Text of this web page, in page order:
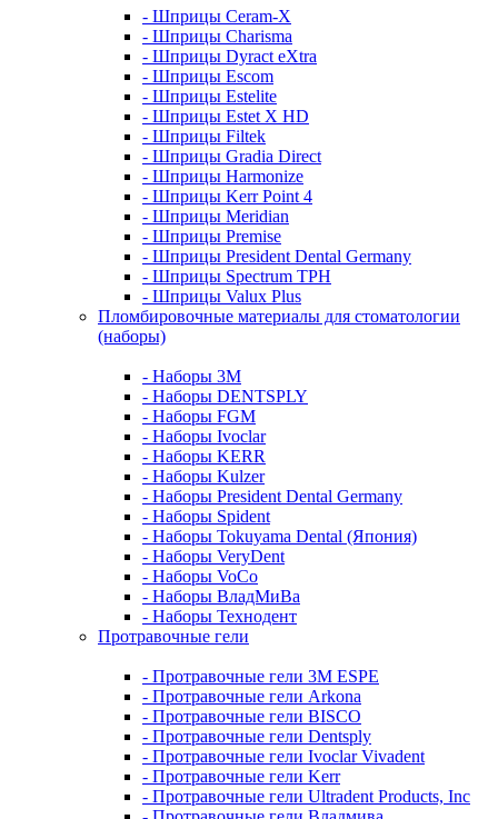
- Шприцы Ceram-X
- Шприцы Charisma
- Шприцы Dyract eXtra
- Шприцы Escom
- Шприцы Estelite
- Шприцы Estet X HD
- Шприцы Filtek
- Шприцы Gradia Direct
- Шприцы Harmonize
- Шприцы Kerr Point 4
- Шприцы Meridian
- Шприцы Premise
- Шприцы President Dental Germany
- Шприцы Spectrum TPH
- Шприцы Valux Plus
Пломбировочные материалы для стоматологии
(наборы)
- Наборы 3М
- Наборы DENTSPLY
- Наборы FGM
- Наборы Ivoclar
- Наборы KERR
- Наборы Kulzer
- Наборы President Dental Germany
- Наборы Spident
- Наборы Tokuyama Dental (Япония)
- Наборы VeryDent
- Наборы VoCo
- Наборы ВладМиВа
- Наборы Технодент
Протравочные гели
- Протравочные гели 3М ESPE
- Протравочные гели Arkona
- Протравочные гели BISCO
- Протравочные гели Dentsply
- Протравочные гели Ivoclar Vivadent
- Протравочные гели Kerr
- Протравочные гели Ultradent Products, Inc